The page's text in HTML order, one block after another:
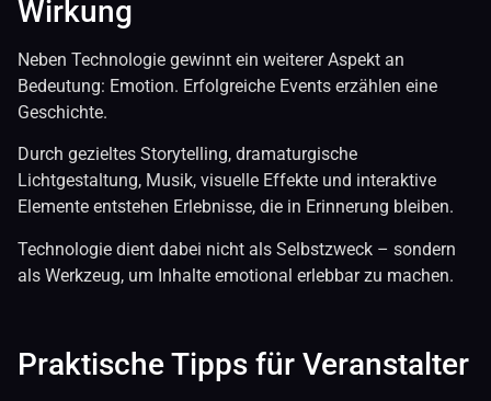
Wirkung
Neben Technologie gewinnt ein weiterer Aspekt an
Bedeutung: Emotion. Erfolgreiche Events erzählen eine
Geschichte.
Durch gezieltes Storytelling, dramaturgische
Lichtgestaltung, Musik, visuelle Effekte und interaktive
Elemente entstehen Erlebnisse, die in Erinnerung bleiben.
Technologie dient dabei nicht als Selbstzweck – sondern
als Werkzeug, um Inhalte emotional erlebbar zu machen.
Praktische Tipps für Veranstalter